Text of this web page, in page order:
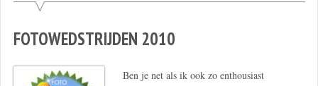
FOTOWEDSTRIJDEN 2010
Ben je net als ik ook zo enthousiast